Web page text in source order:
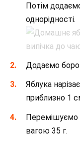
Потім
однорідності.
Додаємо
Яблука
приблизно 1
Перемішуємо
вагою 35 г.